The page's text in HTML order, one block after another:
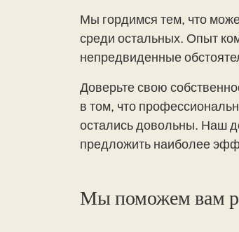
Мы гордимся тем, что
среди остальных. Опыт
непредвиденные
Доверьте свою
в том, что
остались довольны. Наш
предложить наиболее
Мы поможем вам